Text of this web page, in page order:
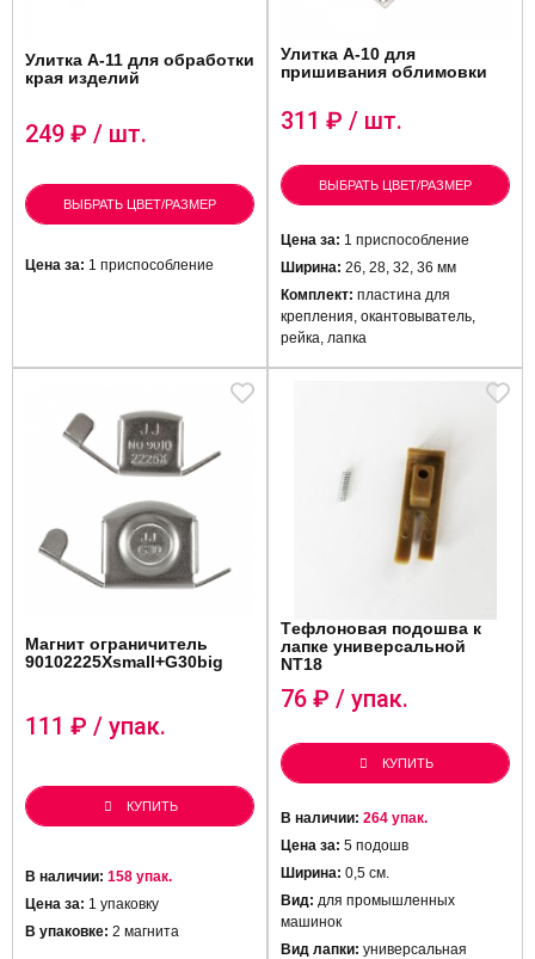
Улитка А-11 для обработки
края изделий
249 ₽ / шт.
ВЫБРАТЬ ЦВЕТ/РАЗМЕР
Цена за: 1 приспособление
Улитка А-10 для
пришивания облимовки
311 ₽ / шт.
ВЫБРАТЬ ЦВЕТ/РАЗМЕР
Цена за: 1 приспособление
Ширина: 26, 28, 32, 36 мм
Комплект: пластина для
крепления, окантовыватель,
рейка, лапка
Магнит ограничитель
90102225Xsmall+G30big
111 ₽ / упак.
КУПИТЬ
В наличии: 158 упак.
Цена за: 1 упаковку
В упаковке: 2 магнита
Tефлоновая подошва к
лапке универсальной
NT18
76 ₽ / упак.
КУПИТЬ
В наличии: 264 упак.
Цена за: 5 подошв
Ширина: 0,5 см.
Вид: для промышленных
машинок
Вид лапки: универсальная